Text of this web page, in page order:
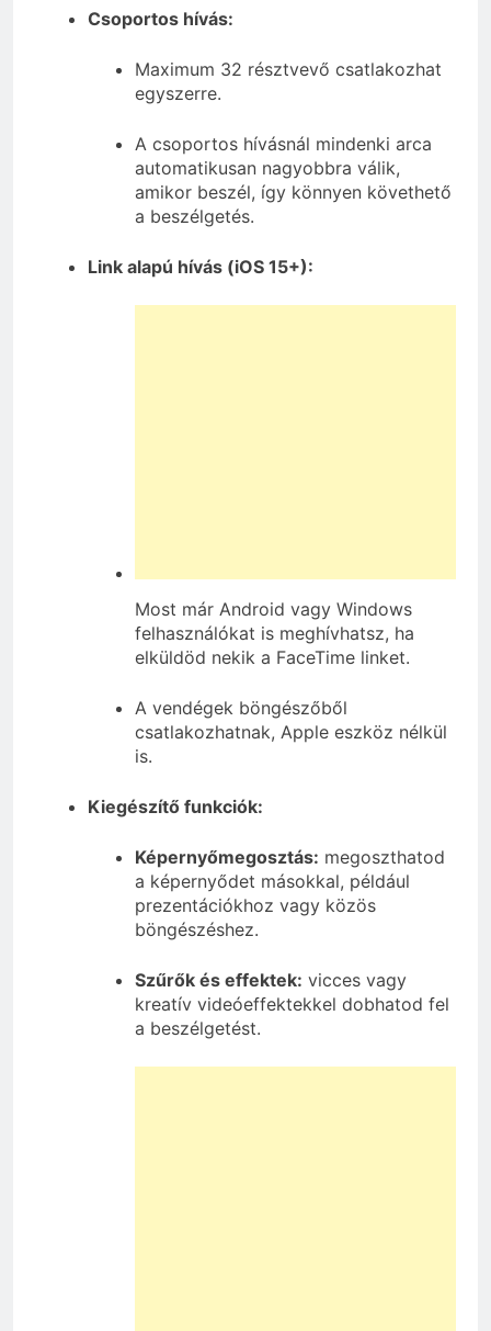
Csoportos hívás:
Maximum 32 résztvevő csatlakozhat
egyszerre.
A csoportos hívásnál mindenki arca
automatikusan nagyobbra válik,
amikor beszél, így könnyen követhető
a beszélgetés.
Link alapú hívás (iOS 15+):
Most már Android vagy Windows
felhasználókat is meghívhatsz, ha
elküldöd nekik a FaceTime linket.
A vendégek böngészőből
csatlakozhatnak, Apple eszköz nélkül
is.
Kiegészítő funkciók:
Képernyőmegosztás: megoszthatod
a képernyődet másokkal, például
prezentációkhoz vagy közös
böngészéshez.
Szűrők és effektek: vicces vagy
kreatív videóeffektekkel dobhatod fel
a beszélgetést.